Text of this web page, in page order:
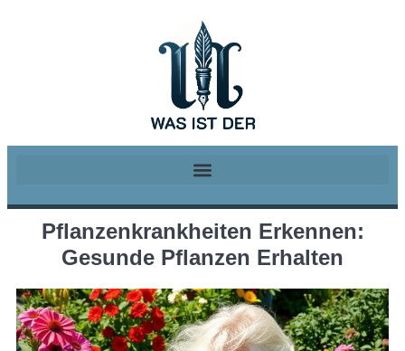
Pflanzenkrankheiten Erkennen:
Gesunde Pflanzen Erhalten